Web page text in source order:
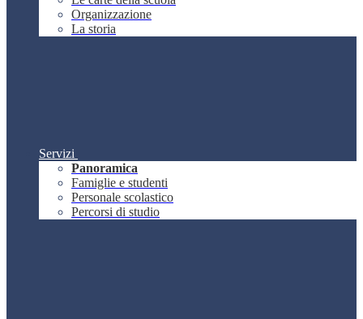
Organizzazione
La storia
Servizi
Panoramica
Famiglie e studenti
Personale scolastico
Percorsi di studio